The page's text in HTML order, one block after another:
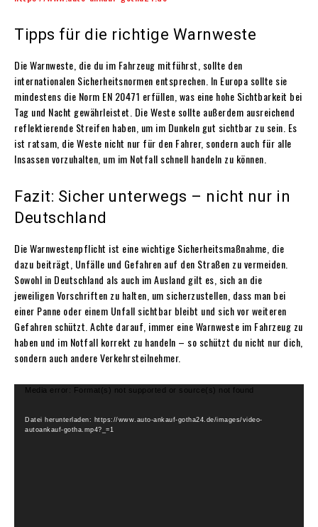
Tipps für die richtige Warnweste
Die Warnweste, die du im Fahrzeug mitführst, sollte den
internationalen Sicherheitsnormen entsprechen. In Europa sollte sie
mindestens die Norm EN 20471 erfüllen, was eine hohe Sichtbarkeit bei
Tag und Nacht gewährleistet. Die Weste sollte außerdem ausreichend
reflektierende Streifen haben, um im Dunkeln gut sichtbar zu sein. Es
ist ratsam, die Weste nicht nur für den Fahrer, sondern auch für alle
Insassen vorzuhalten, um im Notfall schnell handeln zu können.
Fazit: Sicher unterwegs – nicht nur in
Deutschland
Die Warnwestenpflicht ist eine wichtige Sicherheitsmaßnahme, die
dazu beiträgt, Unfälle und Gefahren auf den Straßen zu vermeiden.
Sowohl in Deutschland als auch im Ausland gilt es, sich an die
jeweiligen Vorschriften zu halten, um sicherzustellen, dass man bei
einer Panne oder einem Unfall sichtbar bleibt und sich vor weiteren
Gefahren schützt. Achte darauf, immer eine Warnweste im Fahrzeug zu
haben und im Notfall korrekt zu handeln – so schützt du nicht nur dich,
sondern auch andere Verkehrsteilnehmer.
Media error: Format(s) not supported or source(s) not found
Datei herunterladen: https://www.auto-ankauf-gotha24.de/images/video-
autoankauf-gotha.mp4?_=1